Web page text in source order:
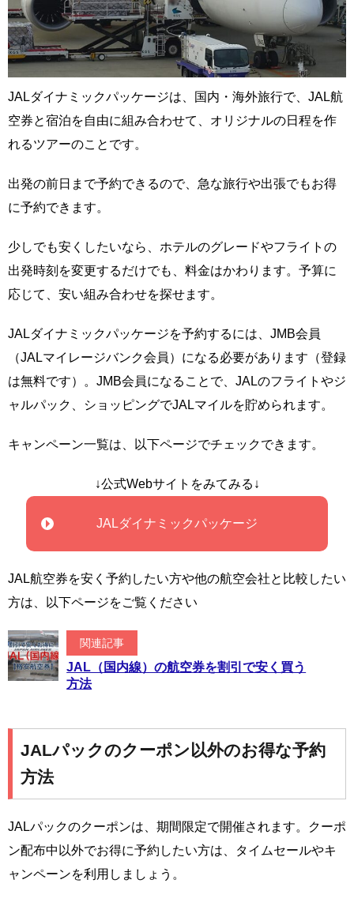
JALダイナミックパッケージは、国内・海外旅行で、JAL航
空券と宿泊を自由に組み合わせて、オリジナルの日程を作
れるツアーのことです。
出発の前日まで予約できるので、急な旅行や出張でもお得
に予約できます。
少しでも安くしたいなら、ホテルのグレードやフライトの
出発時刻を変更するだけでも、料金はかわります。予算に
応じて、安い組み合わせを探せます。
JALダイナミックパッケージを予約するには、JMB会員
（JALマイレージバンク会員）になる必要があります（登録
は無料です）。JMB会員になることで、JALのフライトやジ
ャルパック、ショッピングでJALマイルを貯められます。
キャンペーン一覧は、以下ページでチェックできます。
↓公式Webサイトをみてみる↓
JALダイナミックパッケージ
JAL航空券を安く予約したい方や他の航空会社と比較したい
方は、以下ページをご覧ください
関連記事
JAL（国内線）の航空券を割引で安く買う
方法
JALパックのクーポン以外のお得な予約
方法
JALパックのクーポンは、期間限定で開催されます。クーポ
ン配布中以外でお得に予約したい方は、タイムセールやキ
ャンペーンを利用しましょう。